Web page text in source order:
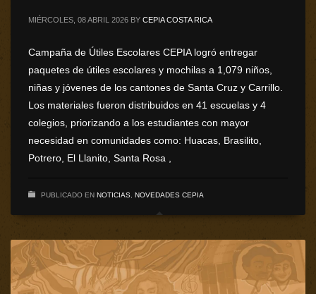
MIÉRCOLES, 08 ABRIL 2026 BY CEPIA COSTA RICA
Campaña de Útiles Escolares CEPIA logró entregar
paquetes de útiles escolares y mochilas a 1,079 niños,
niñas y jóvenes de los cantones de Santa Cruz y Carrillo.
Los materiales fueron distribuidos en 41 escuelas y 4
colegios, priorizando a los estudiantes con mayor
necesidad en comunidades como: Huacas, Brasilito,
Potrero, El Llanito, Santa Rosa ,
PUBLICADO EN NOTICIAS NOVEDADES CEPIA